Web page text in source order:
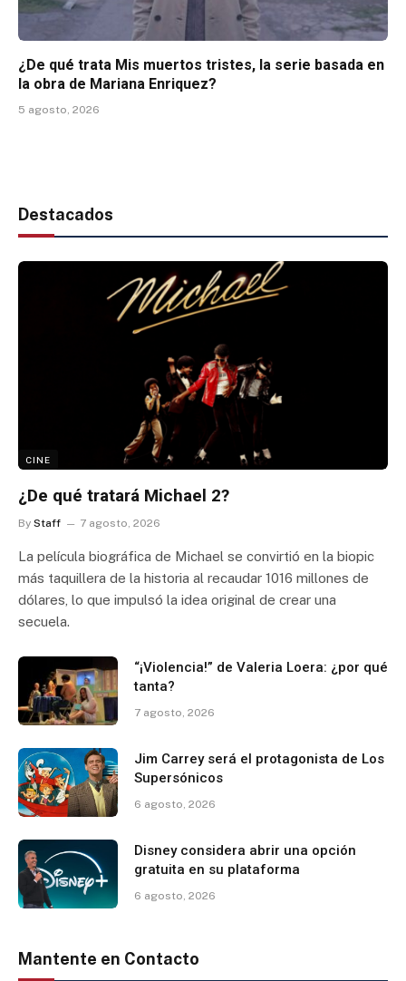
¿De qué trata Mis muertos tristes, la serie basada en
la obra de Mariana Enriquez?
5 agosto, 2026
Destacados
CINE
¿De qué tratará Michael 2?
By Staff 7 agosto, 2026
La película biográfica de Michael se convirtió en la biopic
más taquillera de la historia al recaudar 1016 millones de
dólares, lo que impulsó la idea original de crear una
secuela.
“¡Violencia!” de Valeria Loera: ¿por qué
tanta?
7 agosto, 2026
Jim Carrey será el protagonista de Los
Supersónicos
6 agosto, 2026
Disney considera abrir una opción
gratuita en su plataforma
6 agosto, 2026
Mantente en Contacto